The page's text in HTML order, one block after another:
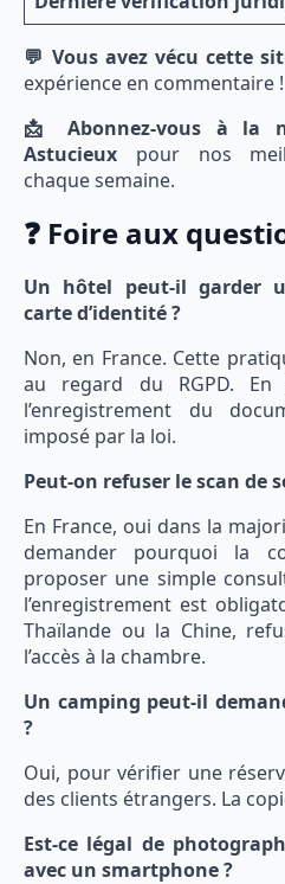
💬 Vous avez vécu cette
expérience en commentaire !
📩 Abonnez-vous à la
Astucieux pour nos
chaque semaine.
❓ Foire aux
Un hôtel peut-il garder
carte d’identité ?
Non, en France. Cette
au regard du RGPD.
l’enregistrement du
imposé par la loi.
Peut-on refuser le scan de
En France, oui dans la
demander pourquoi la
proposer une simple
l’enregistrement est
Thaïlande ou la Chine,
l’accès à la chambre.
Un camping peut-il
?
Oui, pour vérifier une
des clients étrangers. La
Est-ce légal de
avec un smartphone ?